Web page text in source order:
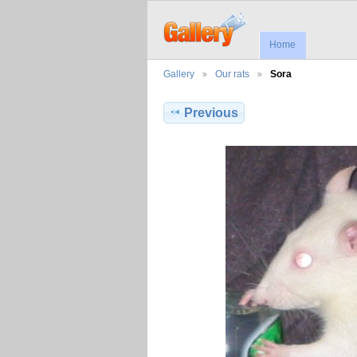
Home
Gallery Our rats Sora
Previous